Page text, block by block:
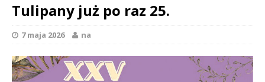
Tulipany już po raz 25.
7 maja 2026 na